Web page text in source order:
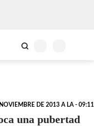
DE 2013 A LA - 09:11
una pubertad